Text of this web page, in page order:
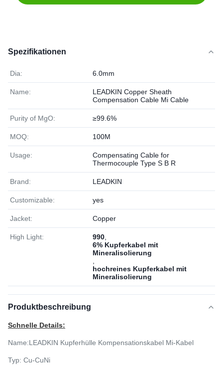
Spezifikationen
Dia: 6.0mm
Name:
LEADKIN Copper Sheath
Compensation Cable Mi Cable
Purity of MgO: ≥99.6%
MOQ: 100M
Usage:
Compensating Cable for
Thermocouple Type S B R
Brand: LEADKIN
Customizable: yes
Jacket: Copper
High Light: 990
6% Kupferkabel mit
Mineralisolierung
hochreines Kupferkabel mit
Mineralisolierung
Produktbeschreibung
Schnelle Details:
Name:LEADKIN Kupferhülle Kompensationskabel Mi-Kabel
Typ: Cu-CuNi